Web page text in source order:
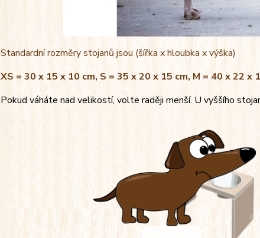
Standardní rozměry stojanů jsou (šířka x hloubka x výška)
XS = 30 x 15 x 10 cm, S = 35 x 20 x 15 cm, M = 40 x 22 x
Pokud váháte nad velikostí, volte raději menší. U vyššího